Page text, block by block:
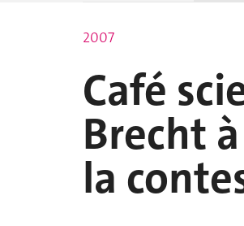
2007
Café
Brecht
la